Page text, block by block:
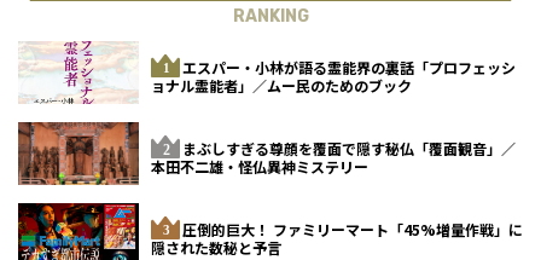
RANKING
エスパー・小林が語る霊能界の裏話「プロフェッシ
ョナル霊能者」／ムー民のためのブック
まぶしすぎる尊顔を覆面で隠す秘仏「覆面観音」／
本田不二雄・怪仏異神ミステリー
圧倒的巨大！ ファミリーマート「45%増量作戦」に
隠された数秘と予言